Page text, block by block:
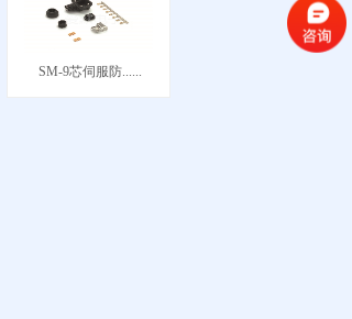
SM-9芯伺服防......